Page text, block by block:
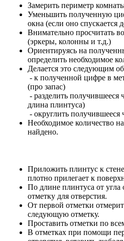
Замерить периметр
Уменьшить полученную
окна (если оно спускается
Внимательно просчитать
(эркеры, колонны и т.д.)
Ориентируясь на
определить необходимое
Делается это следующим
- к полученной цифре в
(про запас)
- разделить получившееся
длина плинтуса)
- округлить
Необходимое количество
найдено.
Приложить плинтус к
плотно прилегает к
По длине плинтуса от угла
отметку для отверстия.
От первой отметки
следующую отметку.
Проставить отметки по
В отметках при помощи